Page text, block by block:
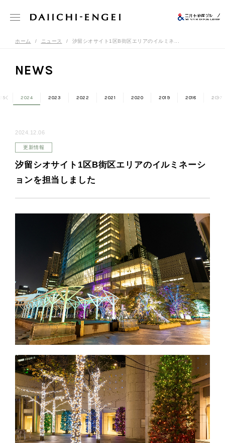
ホーム ニュース 汐留シオサイト1区B街区エリアのイルミネ...
NEWS
2024 2023 2022 2021 2020 2019 2018 2017
2024.12.06
更新情報
汐留シオサイト1区B街区エリアのイルミネーシ
ョンを担当しました